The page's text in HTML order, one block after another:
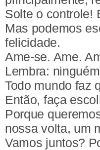
Solte o controle!
Mas podemos
felicidade.
Ame-se. Ame.
Lembra:
Todo mundo faz
Então, faça
Porque
nossa volta, um
Vamos juntos?